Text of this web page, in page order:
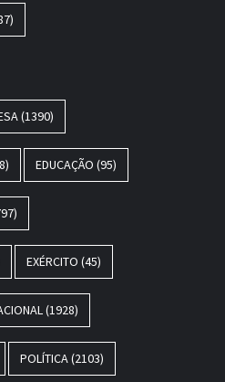
(1390)
EDUCAÇÃO (95)
EXÉRCITO (45)
(1928)
POLÍTICA(2103)